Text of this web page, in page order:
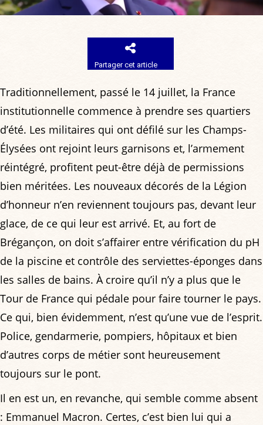
Partager cet article
Traditionnellement, passé le 14 juillet, la France
institutionnelle commence à prendre ses quartiers
d’été. Les militaires qui ont défilé sur les Champs-
Élysées ont rejoint leurs garnisons et, l’armement
réintégré, profitent peut-être déjà de permissions
bien méritées. Les nouveaux décorés de la Légion
d’honneur n’en reviennent toujours pas, devant leur
glace, de ce qui leur est arrivé. Et, au fort de
Brégançon, on doit s’affairer entre vérification du pH
de la piscine et contrôle des serviettes-éponges dans
les salles de bains. À croire qu’il n’y a plus que le
Tour de France qui pédale pour faire tourner le pays.
Ce qui, bien évidemment, n’est qu’une vue de l’esprit.
Police, gendarmerie, pompiers, hôpitaux et bien
d’autres corps de métier sont heureusement
toujours sur le pont.
Il en est un, en revanche, qui semble comme absent
: Emmanuel Macron. Certes, c’est bien lui qui a